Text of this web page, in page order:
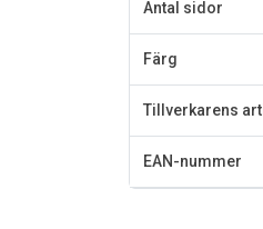
Antal sidor
Färg
Tillverkarens
EAN-nummer